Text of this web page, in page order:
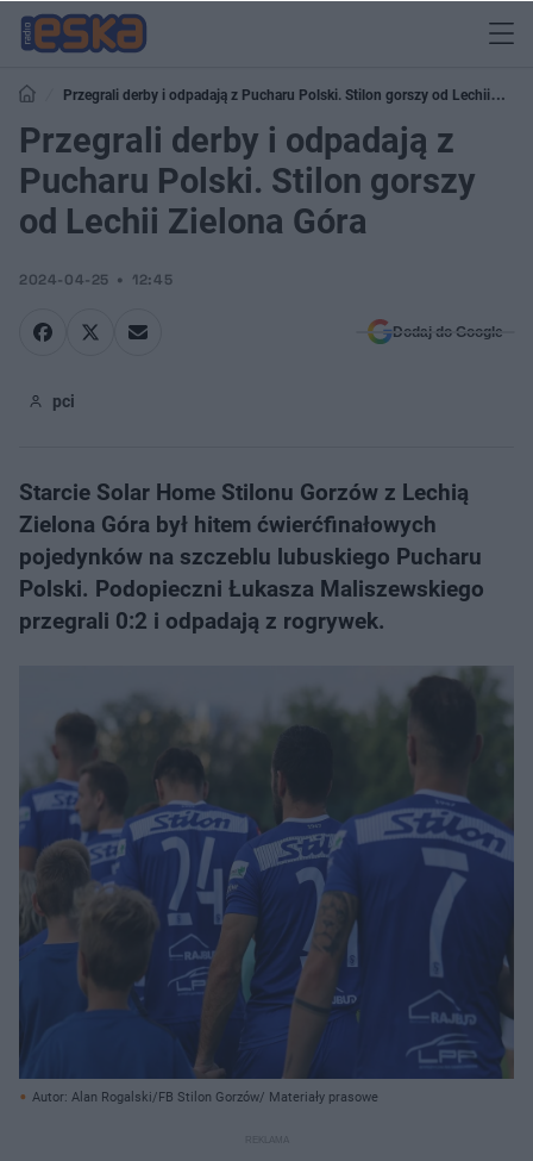
Przegrali derby i odpadają z Pucharu Polski. Stilon gorszy od Lechii
Zielona Góra
Przegrali derby i odpadają z
Pucharu Polski. Stilon gorszy
od Lechii Zielona Góra
2024-04-25 12:45
Dodaj do Google
pci
Starcie Solar Home Stilonu Gorzów z Lechią
Zielona Góra był hitem ćwierćfinałowych
pojedynków na szczeblu lubuskiego Pucharu
Polski. Podopieczni Łukasza Maliszewskiego
przegrali 0:2 i odpadają z rogrywek.
Autor: Alan Rogalski/FB Stilon Gorzów/ Materiały prasowe